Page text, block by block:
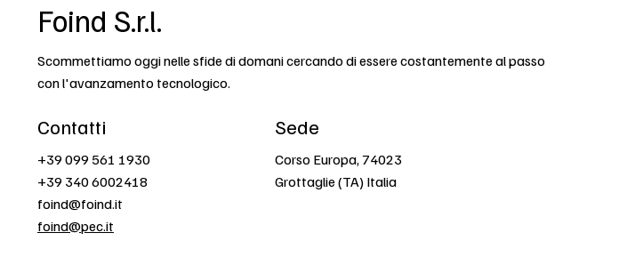
Foind S.r.l.
Scommettiamo oggi nelle sfide di domani cercando di essere costantemente al passo
con l'avanzamento tecnologico.
Contatti
+39 099 561 1930
+39 340 6002418
foind@foind.it
foind@pec.it
Sede
Corso Europa, 74023
Grottaglie (TA) Italia